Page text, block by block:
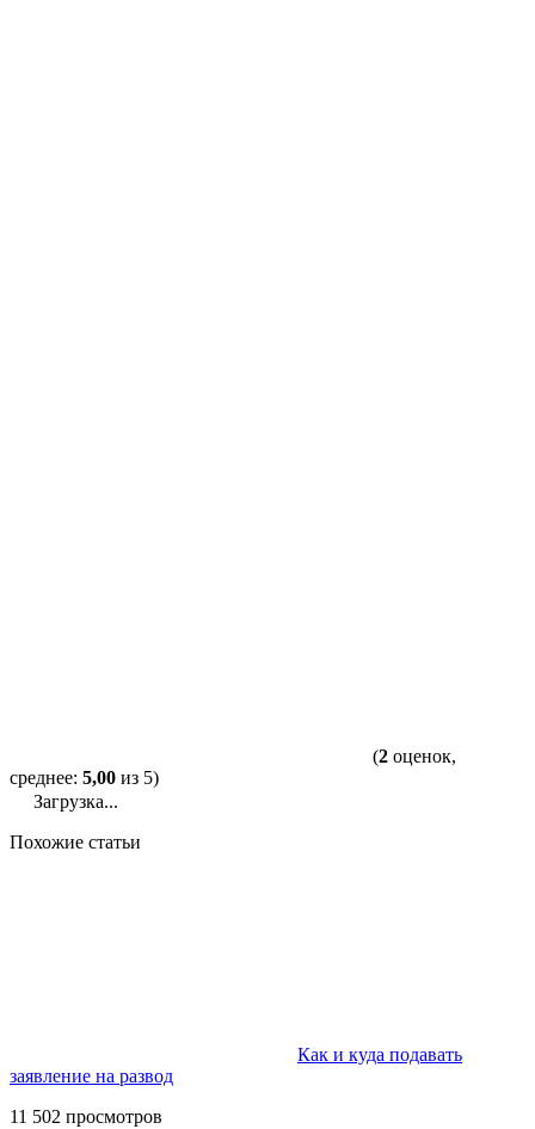
(2 оценок,
среднее: 5,00 из 5)
Загрузка...
Похожие статьи
Как и куда подавать
заявление на развод
11 502 просмотров